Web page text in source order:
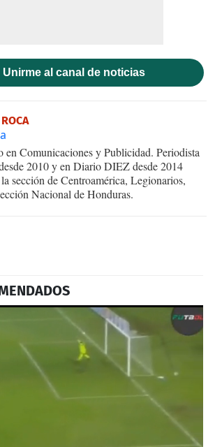
Unirme al canal de noticias
en Comunicaciones y Publicidad. Periodista
2010 y en Diario DIEZ desde 2014
sección de Centroamérica, Legionarios,
Nacional de Honduras.